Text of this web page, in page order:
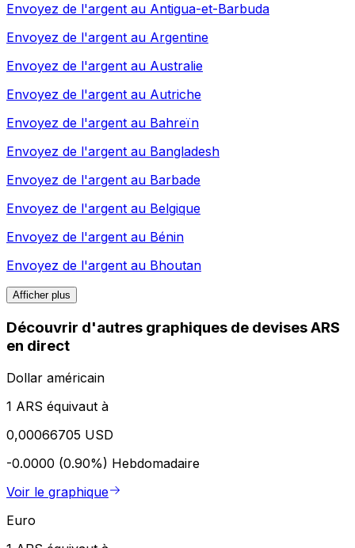
Envoyez de l'argent au Antigua-et-Barbuda
Envoyez de l'argent au Argentine
Envoyez de l'argent au Australie
Envoyez de l'argent au Autriche
Envoyez de l'argent au Bahreïn
Envoyez de l'argent au Bangladesh
Envoyez de l'argent au Barbade
Envoyez de l'argent au Belgique
Envoyez de l'argent au Bénin
Envoyez de l'argent au Bhoutan
Afficher plus
Découvrir d'autres graphiques de devises ARS
en direct
Dollar américain
1 ARS équivaut à
0,00066705 USD
-0.0000 (0.90%) Hebdomadaire
Voir le graphique
Euro